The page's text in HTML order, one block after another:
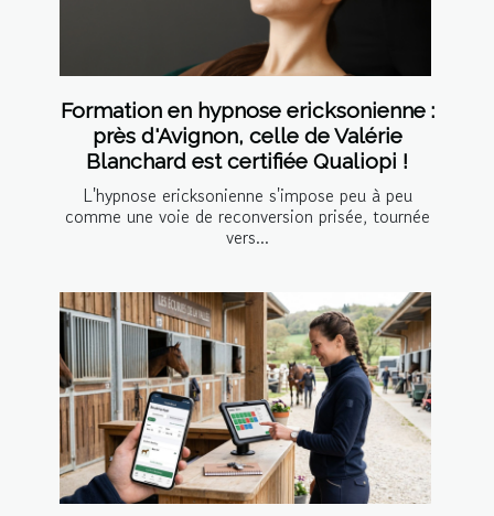
Formation en hypnose ericksonienne :
près d'Avignon, celle de Valérie
Blanchard est certifiée Qualiopi !
L'hypnose ericksonienne s'impose peu à peu
comme une voie de reconversion prisée, tournée
vers...